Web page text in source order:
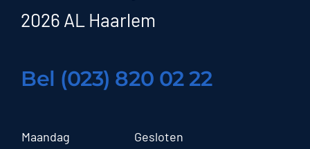
2026 AL Haarlem
Bel (023) 820 02 22
Maandag
Gesloten